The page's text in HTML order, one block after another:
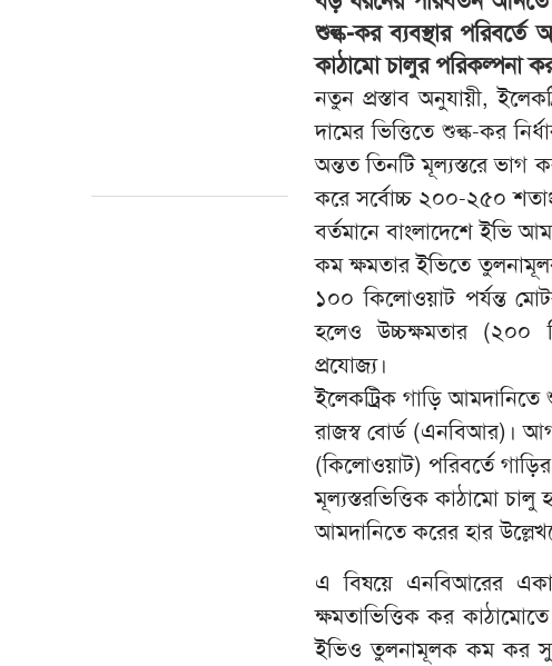
শুল্ক-কর ব্যবস্থার
কাঠামো চালুর পরিকল্পনা
নতুন প্রস্তাব অনুযায়ী,
দামের ভিত্তিতে শুল্ক-কর
অন্তত তিনটি মূল্যস্তরে ভাগ
করে সর্বোচ্চ ২০০-২৫০
বর্তমানে বাংলাদেশে ইভি
কম ক্ষমতার ইভিতে
১০০ কিলোওয়াট পর্যন্ত
হলেও উচ্চক্ষমতার (২০০
প্রযোজ্য।
ইলেকট্রিক গাড়ি আমদানিতে
রাজস্ব বোর্ড (এনবিআর)।
(কিলোওয়াট) পরিবর্তে
মূল্যস্তরভিত্তিক কাঠামো
আমদানিতে করের হার
এ বিষয়ে এনবিআরের
ক্ষমতাভিত্তিক কর
ইভিও তুলনামূলক কম কর